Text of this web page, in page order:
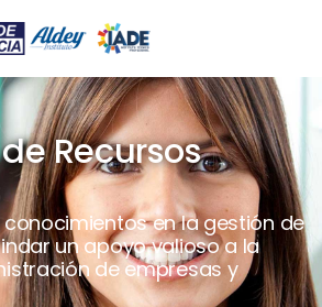
Recursos
en la gestión de
un apoyo valioso a la
de empresas y